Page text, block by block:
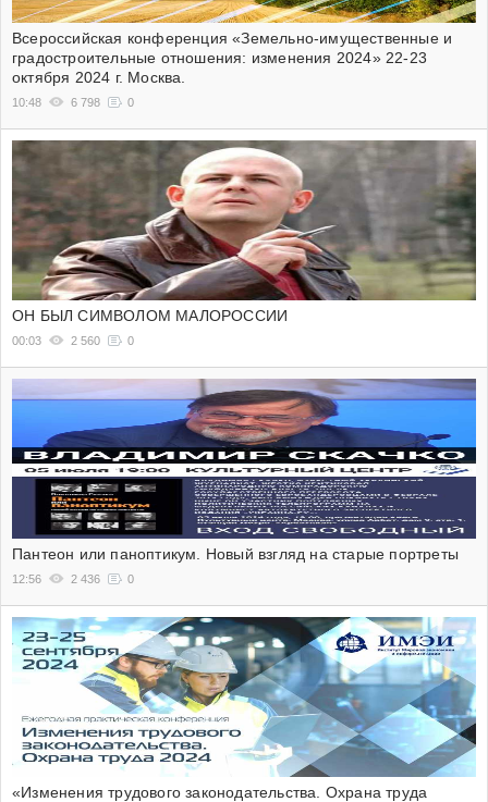
Всероссийская конференция «Земельно-имущественные и
градостроительные отношения: изменения 2024» 22-23
октября 2024 г. Москва.
10:48 6 798 0
ОН БЫЛ СИМВОЛОМ МАЛОРОССИИ
00:03 2 560 0
Пантеон или паноптикум. Новый взгляд на старые портреты
12:56 2 436 0
«Изменения трудового законодательства. Охрана труда